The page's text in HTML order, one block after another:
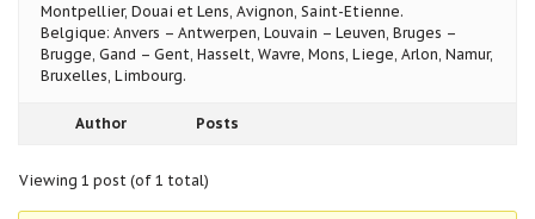
Montpellier, Douai et Lens, Avignon, Saint-Etienne.
Belgique: Anvers – Antwerpen, Louvain – Leuven, Bruges –
Brugge, Gand – Gent, Hasselt, Wavre, Mons, Liege, Arlon, Namur,
Bruxelles, Limbourg.
Author Posts
Viewing 1 post (of 1 total)